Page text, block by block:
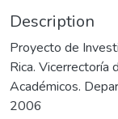
Description
Proyecto de
Rica. Vicerrectoría
Académicos.
2006